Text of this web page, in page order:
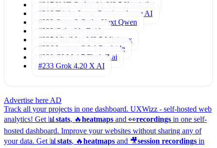
#217 KAT-Coder-Air V2.5 Kwaipilot
#218 Trinity Large Preview
Arcee AI
#222 Qwen3 Coder Next Qwen
#223 Cobuddy Baidu
#225 MiniMax M2.5 Minimax
#226 Laguna S 2.1 Poolside
#230 GLM 4.7 Flash Z.ai
#233 Grok 4.20 X AI
Advertise here AD
Track all your projects in one dashboard. UXWizz - self-hosted web
analytics! Get 📊 stats, 🔥heatmaps and 👀recordings in one self-
hosted dashboard. Improve your websites without sharing any of
your data. Get 📊 stats, 🔥heatmaps and 🎥session recordings in